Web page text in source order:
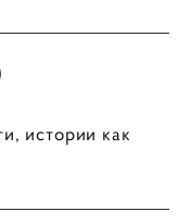
истории как